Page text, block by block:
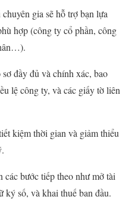
gia sẽ hỗ trợ bạn lựa
hợp (công ty cổ phần, công
đầy đủ và chính xác, bao
lệ công ty, và các giấy tờ liên
kiệm thời gian và giảm thiểu
các bước tiếp theo như mở tài
ký số, và khai thuế ban đầu.